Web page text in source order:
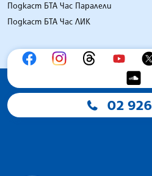
Подкаст БТА Час Паралели
Подкаст БТА Час ЛИК
02